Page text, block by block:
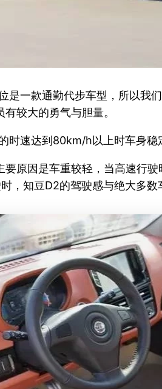
是一款通勤代步车型，所以我
较大的勇气与胆量。
时速达到80km/h以上时车身稳
要原因是车重较轻，当高速行
，知豆D2的驾驶感与绝大多数